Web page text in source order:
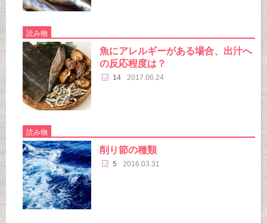
読み物
魚にアレルギーがある場合、出汁へ
の反応程度は？
14 2017.06.24
読み物
削り節の種類
5 2016.03.31